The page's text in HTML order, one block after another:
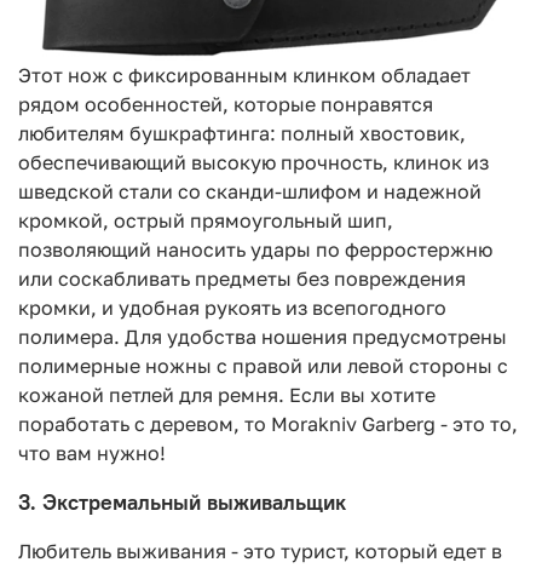
Этот нож с фиксированным клинком обладает
рядом особенностей, которые понравятся
любителям бушкрафтинга: полный хвостовик,
обеспечивающий высокую прочность, клинок из
шведской стали со сканди-шлифом и надежной
кромкой, острый прямоугольный шип,
позволяющий наносить удары по ферростержню
или соскабливать предметы без повреждения
кромки, и удобная рукоять из всепогодного
полимера. Для удобства ношения предусмотрены
полимерные ножны с правой или левой стороны с
кожаной петлей для ремня. Если вы хотите
поработать с деревом, то Morakniv Garberg - это то,
что вам нужно!
3. Экстремальный выживальщик
Любитель выживания - это турист, который едет в